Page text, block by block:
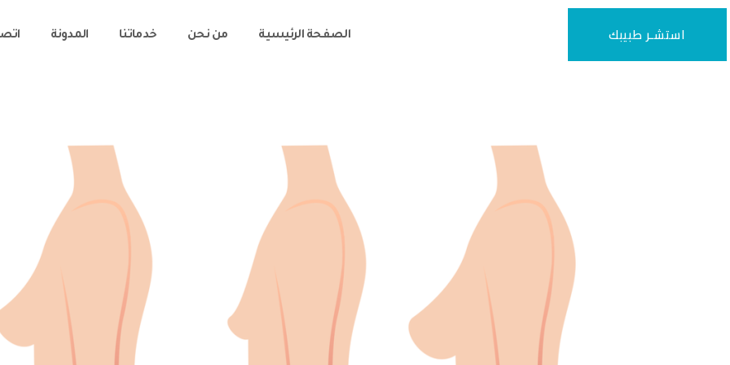
المدونة خدماتنا من نحن الصفحة الرئيسية استشـر طبيبك